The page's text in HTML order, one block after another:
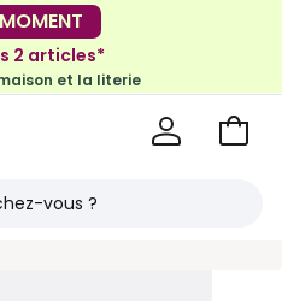
les 100€*
& la déco
2 articles*
et la literie
Voir